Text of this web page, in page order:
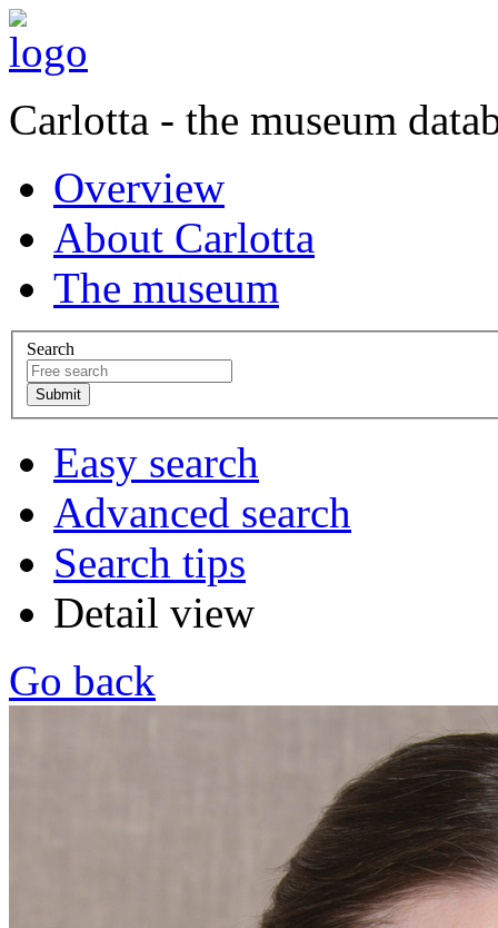
Carlotta - the museum
Overview
About Carlotta
The museum
Search
Easy search
Advanced search
Search tips
Detail view
Go back